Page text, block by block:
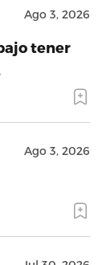
Ago 3, 2026
tener
Ago 3, 2026